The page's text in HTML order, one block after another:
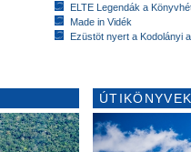
ELTE Legendák a
Made in Vidék
Ezüstöt nyert a Kodolányi